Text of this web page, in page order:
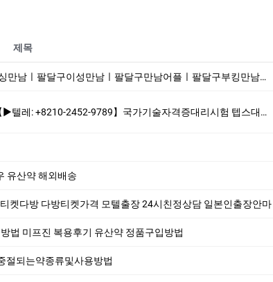
제목
만남ㅣ팔달구만남어플ㅣ팔달구부킹만남ㅣ팔달구주중년채팅ㅣ팔달구번개만남
스대리시험 토익대리시험 ✅본 업체는 1:1채팅으로만 상담해드립니다 오픈채팅$텔레채널/그룹 상담한적 없습니다!! 24
유산약 해외배송
켓다방 다방티켓가격 모텔출장 24시친정상담 일본인출장안마
법 미프진 복용후기 유산약 정품구입방법
절되는약종류및사용방법